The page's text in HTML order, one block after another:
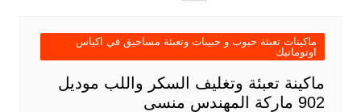
ماكينات تعبئة حبوب و حبيبات وتعبئة مساحيق في اكياس
اوتوماتيك
ماكينة تعبئة وتغليف السكر واللب موديل
902 ماركة المهندس منسى